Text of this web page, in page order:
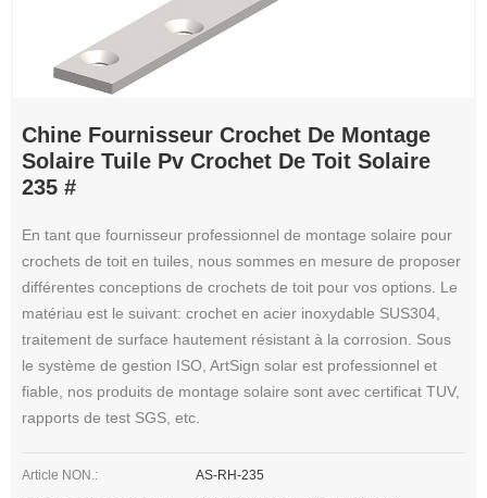
Chine Fournisseur Crochet De Montage
Solaire Tuile Pv Crochet De Toit Solaire
235 #
En tant que fournisseur professionnel de montage solaire pour
crochets de toit en tuiles, nous sommes en mesure de proposer
différentes conceptions de crochets de toit pour vos options. Le
matériau est le suivant: crochet en acier inoxydable SUS304,
traitement de surface hautement résistant à la corrosion. Sous
le système de gestion ISO, ArtSign solar est professionnel et
fiable, nos produits de montage solaire sont avec certificat TUV,
rapports de test SGS, etc.
Article NON.: AS-RH-235